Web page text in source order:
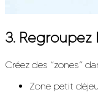
3.
Créez des “zones”
Zone petit